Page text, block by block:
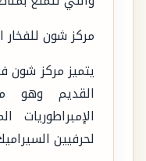
مركز شون للفخار
يتميز مركز شون
القديم وهو
لحرفيين